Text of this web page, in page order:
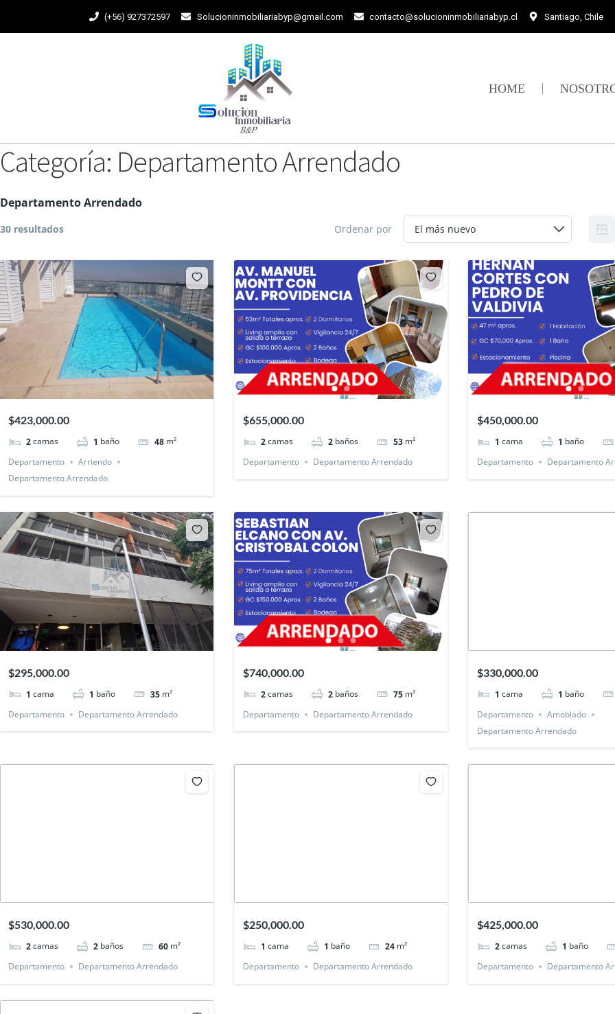
(+56) 927372597 Solucioninmobiliariabyp@gmail.com contacto@solucioninmobiliariabyp.cl Santiago, Chile
HOME
Categoría: Departamento Arrendado
Departamento Arrendado
30 resultados Ordenar por
$423,000.00
2camas 1 baño 48 m²
Departamento
Arriendo
Departamento Arrendado
$655,000.00
2camas 2baños 53m²
Departamento
Departamento Arrendado
$450,000.00
1 cama 1 baño
Departamento
Departamento
$295,000.00
1 cama 1 baño 35 m²
Departamento
Departamento Arrendado
$740,000.00
2camas 2baños 75m²
Departamento
Departamento Arrendado
$330,000.00
1 cama 1 baño
Departamento
Amoblado
Departamento Arrendado
$530,000.00
2camas 2 baños 60 m²
Departamento
Departamento Arrendado
$250,000.00
1 cama 1 baño 24m²
Departamento
Departamento Arrendado
$425,000.00
2camas 1 baño
Departamento
Departamento